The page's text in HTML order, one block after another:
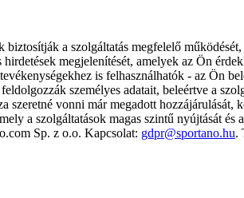
a szolgáltatás megfelelő működését,
megjelenítését, amelyek az Ön
is felhasználhatók - az Ön
személyes adatait, beleértve a
szeretné vonni már megadott hozzájárulását,
a szolgáltatások magas szintű nyújtását és a
Sp. z o.o. Kapcsolat: gdpr@sportano.hu.